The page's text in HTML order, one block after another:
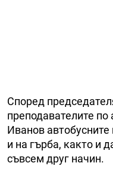
Според
преподавателите
Иванов
и на гърба, както и
съвсем друг начин.